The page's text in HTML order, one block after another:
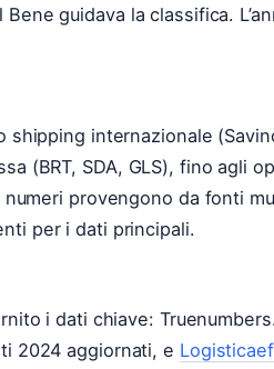
guidava la classifica.
shipping internazionale
(BRT, SDA, GLS), fino agli
numeri provengono da fonti
per i dati principali.
i dati chiave:
2024 aggiornati, e